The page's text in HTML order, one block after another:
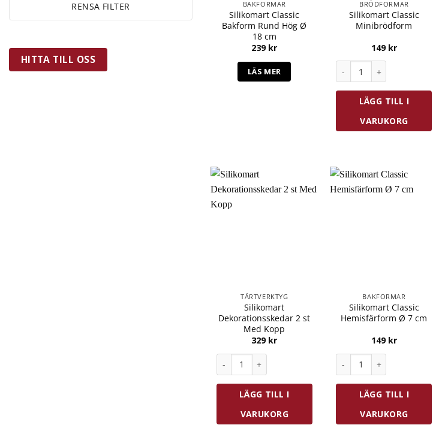
RENSA FILTER
HITTA TILL OSS
BAKFORMAR
Silikomart Classic
Bakform Rund Hög Ø
18 cm
239 kr
LÄS MER
BRÖDFORMAR
Silikomart Classic
Minibrödform
149 kr
LÄGG TILL I
VARUKORG
TÅRTVERKTYG
Silikomart
Dekorationsskedar 2 st
Med Kopp
329 kr
Silikomart Dekorationsskedar 2 st Med Kopp mängd
LÄGG TILL I
VARUKORG
BAKFORMAR
Silikomart Classic
Hemisfärform Ø 7 cm
149 kr
Silikomart Classic
LÄGG TILL I
VARUKORG